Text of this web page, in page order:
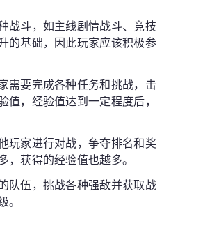
战斗，如主线剧情战斗、竞技
的基础，因此玩家应该积极参
需要完成各种任务和挑战，击
，经验值达到一定程度后，
玩家进行对战，争夺排名和奖
获得的经验值也越多。
队伍，挑战各种强敌并获取战